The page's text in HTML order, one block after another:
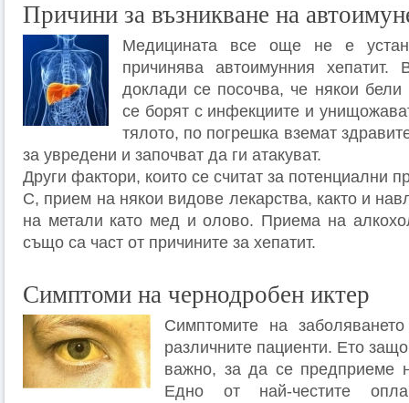
Причини за възникване на
Медицината все още не е
причинява автоимунния хепатит.
доклади се посочва, че някои бели
се борят с инфекциите и
тялото, по погрешка вземат
за увредени и започват да ги атакуват.
Други фактори, които се считат за потенциални
С, прием на някои видове лекарства, както и
на метали като мед и олово. Приема на
също са част от причините за хепатит.
Симптоми на чернодробен иктер
Симптомите на
различните пациенти. Ето
важно, за да се предприеме
Едно от най-честите